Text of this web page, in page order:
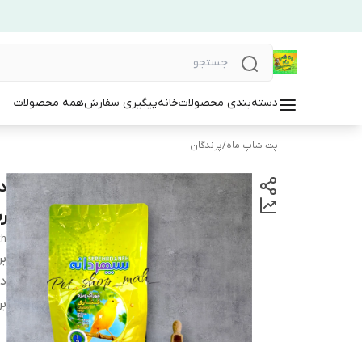
دسته‌بندی محصولاتخانهپیگیری سفارشهمه محصولات
پت شاپ ماه/پرندگان